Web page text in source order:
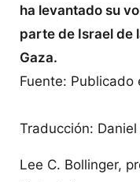
ha levantado su
parte de Israel de
Gaza.
Fuente:
Traducción:
Lee C. Bollinger,